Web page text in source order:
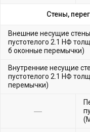
Стены,
Внешние несущие
пустотелого 2.1 НФ
б оконные перемычки)
Внутренние несущие
пустотелого 2.1 НФ
перемычки)